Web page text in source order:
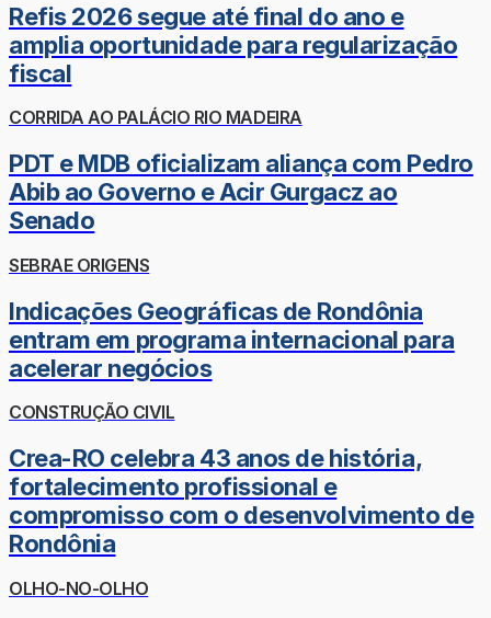
Refis 2026 segue até final do ano e
amplia oportunidade para regularização
fiscal
CORRIDA AO PALÁCIO RIO MADEIRA
PDT e MDB oficializam aliança com Pedro
Abib ao Governo e Acir Gurgacz ao
Senado
SEBRAE ORIGENS
Indicações Geográficas de Rondônia
entram em programa internacional para
acelerar negócios
CONSTRUÇÃO CIVIL
Crea-RO celebra 43 anos de história,
fortalecimento profissional e
compromisso com o desenvolvimento de
Rondônia
OLHO-NO-OLHO